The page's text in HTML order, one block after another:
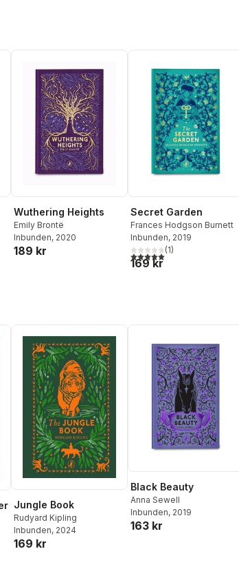
Wuthering Heights
Emily Brontë
Inbunden, 2020
189 kr
Secret Garden
Frances Hodgson Burnett
Inbunden, 2019
5,0utav 5 stjärnor. Totalt
(1)
169 kr
Jungle Book
Rudyard Kipling
Inbunden, 2024
169 kr
Black Beauty
Anna Sewell
Inbunden, 2019
163 kr